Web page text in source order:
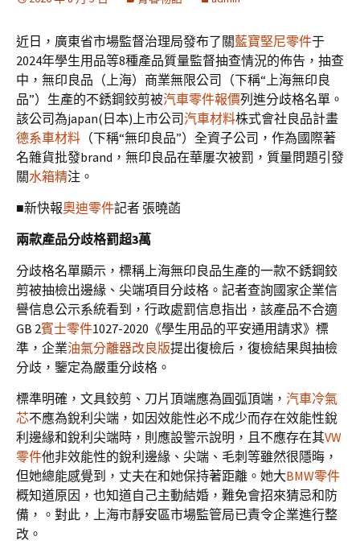
近日，廣東省市場監督治理局發布了關藍寶堅尼零件于
2024年學生用品等8種產品質量監督抽查情況的佈告，抽查
中，無印良品（上海）商業無限公司（下稱“上海無印良
品”）生產的不銹鋼鉸剪被汽車零件報價列進分歧格名單。
該公司為japan(日本)上市公司汽車材料株式會社良品計畫
德系車材料 （下稱“無印良品”）全資子公司，作為國際著
名雜貨批發brand，無印良品在華屢次被罰，質量問題引發
關水箱精注。
■新快報奧迪零件記者 張曉菡
兩款產品分歧格罰超3萬
分歧格名單顯示，標稱上海無印良品生產的一款不銹鋼鉸
剪被抽檢出邊緣、尖端項目分歧格。記者查詢國家企業信
譽信息公示系統看到，行政處罰信息指出，該產品不合適
GB 2賓士零件1027-2020《學生用品的平安通用請求》標
準，企業油氣分離器改良版提出復檢后，復檢結果與抽檢
分歧，鑒定為嚴重分歧格。
標準明確，文具鉸剪、刀片頂端應為圓弧頂端， 汽車冷氣
芯不應為銳利尖端，如因效能性必不成少而存在效能性銳
利邊緣和銳利尖端時，則應設警示說明，且不應存在其VW
零件他非效能性的銳利邊緣、尖端、毛刺等雖然很隱晦，
但她總能感覺到，丈夫在和她保持著距離。她大BMW零件
概知道原因，也知道自己主動結婚，難免會招來猜忌和防
備，。對此，上海市靜安區市場監管局已責令企業進行整
改。